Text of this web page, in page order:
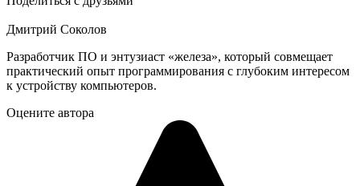
Дмитрий Соколов
Разработчик ПО и энтузиаст «железа», который совмещает
практический опыт программирования с глубоким интересом
к устройству компьютеров.
Оцените автора